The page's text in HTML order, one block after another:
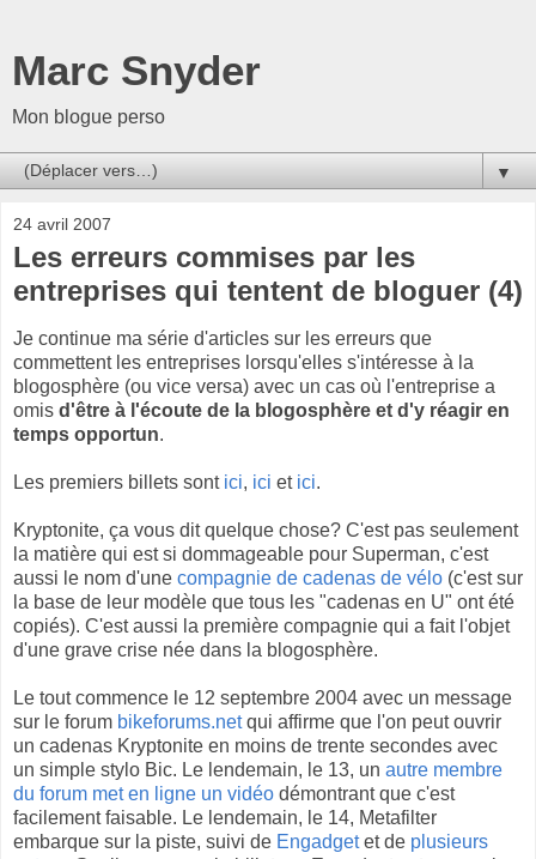
Marc Snyder
Mon blogue perso
▼
24 avril 2007
Les erreurs commises par les
entreprises qui tentent de bloguer (4)
Je continue ma série d'articles sur les erreurs que
commettent les entreprises lorsqu'elles s'intéresse à la
blogosphère (ou vice versa) avec un cas où l'entreprise a
omis d'être à l'écoute de la blogosphère et d'y réagir en
temps opportun.
Les premiers billets sont ici, ici et ici.
Kryptonite, ça vous dit quelque chose? C'est pas seulement
la matière qui est si dommageable pour Superman, c'est
aussi le nom d'une compagnie de cadenas de vélo (c'est sur
la base de leur modèle que tous les "cadenas en U" ont été
copiés). C'est aussi la première compagnie qui a fait l'objet
d'une grave crise née dans la blogosphère.
Le tout commence le 12 septembre 2004 avec un message
sur le forum bikeforums.netqui affirme que l'on peut ouvrir
un cadenas Kryptonite en moins de trente secondes avec
un simple stylo Bic. Le lendemain, le 13, un autre membre
du forum met en ligne un vidéo démontrant que c'est
facilement faisable. Le lendemain, le 14, Metafilter
embarque sur la piste, suivi de Engadgetet de plusieurs